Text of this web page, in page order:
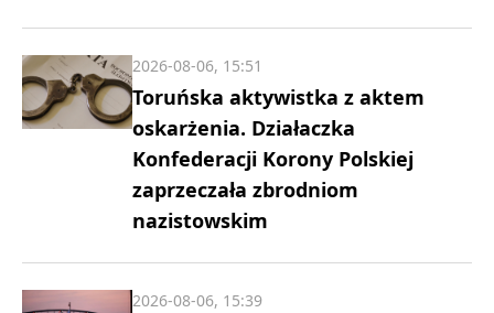
Toruńska aktywistka z aktem
oskarżenia. Działaczka
Konfederacji Korony Polskiej
zaprzeczała zbrodniom
nazistowskim
2026-08-06, 15:51
2026-08-06, 15:39